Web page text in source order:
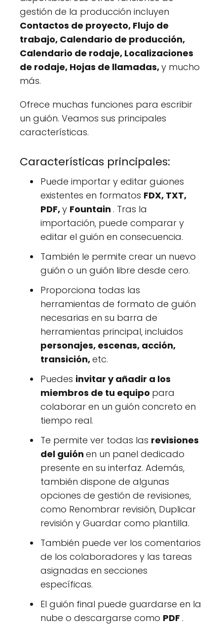
gestión de la producción incluyen
Contactos de proyecto, Flujo de
trabajo, Calendario de producción,
Calendario de rodaje, Localizaciones
de rodaje, Hojas de llamadas,y mucho
más.
Ofrece muchas funciones para escribir
un guión. Veamos sus principales
características.
Características principales:
Puede importar y editar guiones
existentes en formatos FDX, TXT,
PDF,y Fountain . Tras la
importación, puede comparar y
editar el guión en consecuencia.
También le permite crear un nuevo
guión o un guión libre desde cero.
Proporciona todas las
herramientas de formato de guión
necesarias en su barra de
herramientas principal, incluidos
personajes, escenas, acción,
transición,etc.
Puedes invitar y añadir a los
miembros de tu equipo para
colaborar en un guión concreto en
tiempo real.
Te permite ver todas las revisiones
del guión en un panel dedicado
presente en su interfaz. Además,
también dispone de algunas
opciones de gestión de revisiones,
como Renombrar revisión, Duplicar
revisión y Guardar como plantilla.
También puede ver los comentarios
de los colaboradores y las tareas
asignadas en secciones
específicas.
El guión final puede guardarse en la
nube o descargarse como PDF .